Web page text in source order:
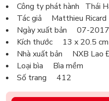
Công ty phát hành Thái
Tác giả Matthieu Ricard
Ngày xuất bản 07-2017
Kích thước 13 x 20.5 cm
Nhà xuất bản NXB Lao
Loại bìa Bìa mềm
Số trang 412